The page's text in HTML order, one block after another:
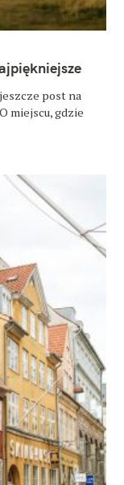
post na
miejscu, gdzie